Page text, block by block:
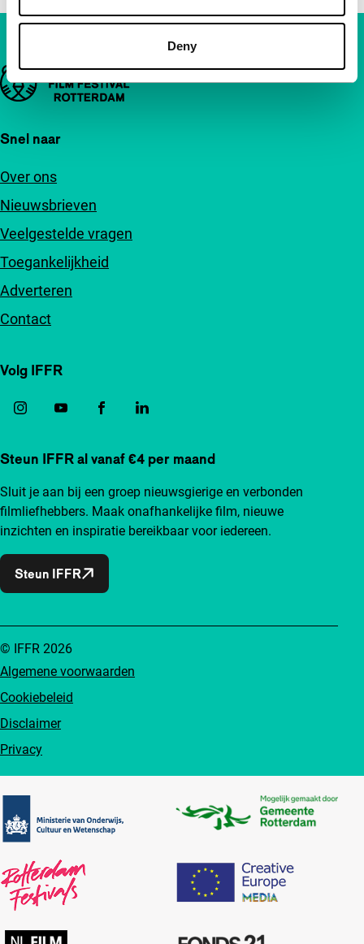
Deny
Belangrijke links
Snel naar
Over ons
Nieuwsbrieven
Veelgestelde vragen
Toegankelijkheid
Adverteren
Contact
Volg IFFR
Steun IFFR al vanaf €4 per maand
Sluit je aan bij een groep nieuwsgierige en verbonden
filmliefhebbers. Maak onafhankelijke film, nieuwe
inzichten en inspiratie bereikbaar voor iedereen.
Steun IFFR
Algemene voorwaarden
Cookiebeleid
Disclaimer
Privacy
© IFFR 2026